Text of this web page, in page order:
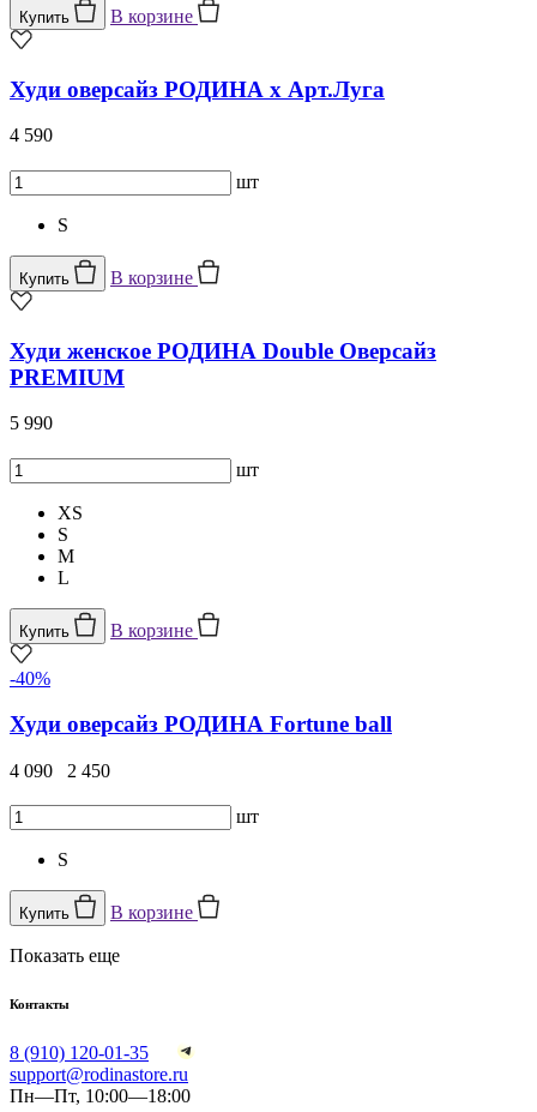
Купить В корзине
Худи оверсайз РОДИНА x Арт.Луга
4 590
шт
S
Купить В корзине
Худи женское РОДИНА Double Оверсайз
PREMIUM
5 990
шт
XS
S
M
L
Купить В корзине
-40%
Худи оверсайз РОДИНА Fortune ball
4 090 2 450
шт
S
Купить В корзине
Показать еще
Контакты
8 (910) 120-01-35
support@rodinastore.ru
Пн—Пт, 10:00—18:00